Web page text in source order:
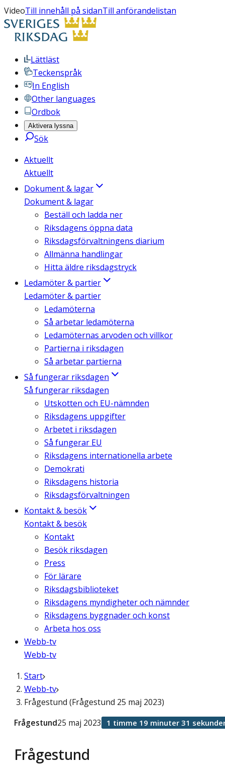
VideoTill innehåll på sidanTill anförandelistan
Lättläst
Teckenspråk
In English
Other languages
Ordbok
Aktivera lyssna
Sök
Aktuellt
Aktuellt
Dokument & lagar
Dokument & lagar
Beställ och ladda ner
Riksdagens öppna data
Riksdagsförvaltningens diarium
Allmänna handlingar
Hitta äldre riksdagstryck
Ledamöter & partier
Ledamöter & partier
Ledamöterna
Så arbetar ledamöterna
Ledamöternas arvoden och villkor
Partierna i riksdagen
Så arbetar partierna
Så fungerar riksdagen
Så fungerar riksdagen
Utskotten och EU-nämnden
Riksdagens uppgifter
Arbetet i riksdagen
Så fungerar EU
Riksdagens internationella arbete
Demokrati
Riksdagens historia
Riksdagsförvaltningen
Kontakt & besök
Kontakt & besök
Kontakt
Besök riksdagen
Press
För lärare
Riksdagsbiblioteket
Riksdagens myndigheter och nämnder
Riksdagens byggnader och konst
Arbeta hos oss
Webb-tv
Webb-tv
Start
Webb-tv
Frågestund (Frågestund 25 maj 2023)
Frågestund
Frågestund25 maj 2023 1 timme 19 minuter 31